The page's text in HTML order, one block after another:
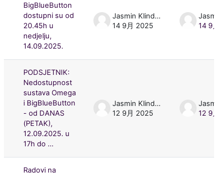
BigBlueButton
dostupni su od
20.45h u
nedjelju,
14.09.2025.
Jasmin Klindžić
14 9月 2025
14 9
PODSJETNIK:
Nedostupnost
sustava Omega
i BigBlueButton
- od DANAS
(PETAK),
12.09.2025. u
17h do ...
Jasmin Klindžić
12 9月 2025
12 9
Radovi na